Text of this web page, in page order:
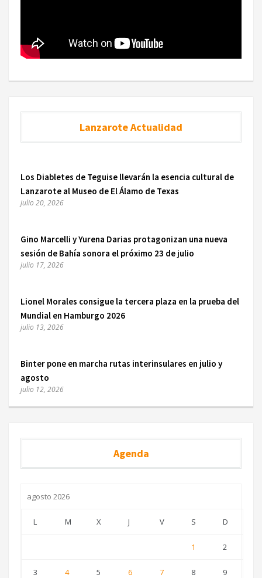
Lanzarote Actualidad
Los Diabletes de Teguise llevarán la esencia cultural de
Lanzarote al Museo de El Álamo de Texas
julio 20, 2026
Gino Marcelli y Yurena Darias protagonizan una nueva
sesión de Bahía sonora el próximo 23 de julio
julio 17, 2026
Lionel Morales consigue la tercera plaza en la prueba del
Mundial en Hamburgo 2026
julio 13, 2026
Binter pone en marcha rutas interinsulares en julio y
agosto
julio 12, 2026
Agenda
agosto 2026
L M X J V S D
1 2
3 4 5 6 7 8 9